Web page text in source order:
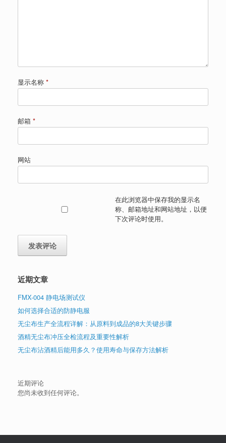
显示名称 *
邮箱 *
网站
在此浏览器中保存我的显示名
称、邮箱地址和网站地址，以便
下次评论时使用。
近期文章
FMX-004 静电场测试仪
如何选择合适的防静电服
无尘布生产全流程详解：从原料到成品的8大关键步骤
酒精无尘布冲压全检流程及重要性解析
无尘布沾酒精后能用多久？使用寿命与保存方法解析
近期评论
您尚未收到任何评论。